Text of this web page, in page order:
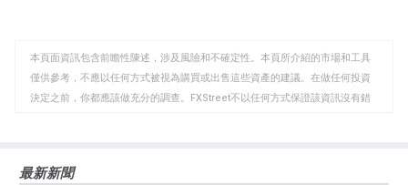
板
本頁面資訊包含前瞻性陳述，涉及風險和不確定性。本頁所介紹的市場和工具
僅供參考，不應以任何方式被視為購買或出售這些資產的建議。在做任何投資
決定之前，你都應該做充分的調查。FXStreet不以任何方式保證該資訊沒有錯
觀點，並不代表FXStreet或其廣告商的官方政策或立場。作者不對本頁連結的
最新新聞